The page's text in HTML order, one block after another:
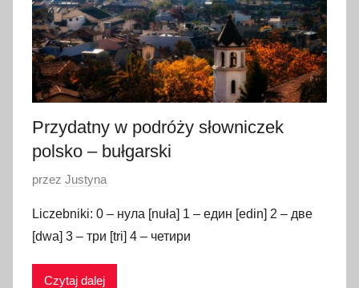
0
2
2
Przydatny w podróży słowniczek
polsko – bułgarski
O
u
b
l
przez Justyna
Liczebniki: 0 – нула [nuła] 1 – един [edin] 2 – две
[dwa] 3 – три [tri] 4 – четири
Czytaj dalej